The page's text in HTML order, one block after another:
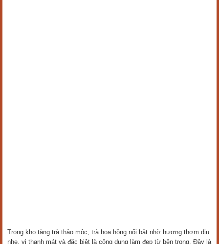
Trong kho tàng trà thảo mộc, trà hoa hồng nổi bật nhờ hương thơm dịu
nhẹ, vị thanh mát và đặc biệt là công dụng làm đẹp từ bên trong. Đây là